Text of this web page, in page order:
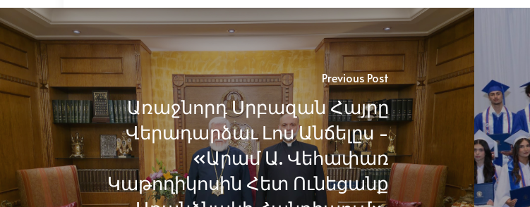
Previous Post
Առաջնորդ Սրբազան Հայրը
Վերադարձաւ Լոս Անճելըս -
«Արամ Ա. Վեհափառ
Կաթողիկոսին Հետ Ունեցանք